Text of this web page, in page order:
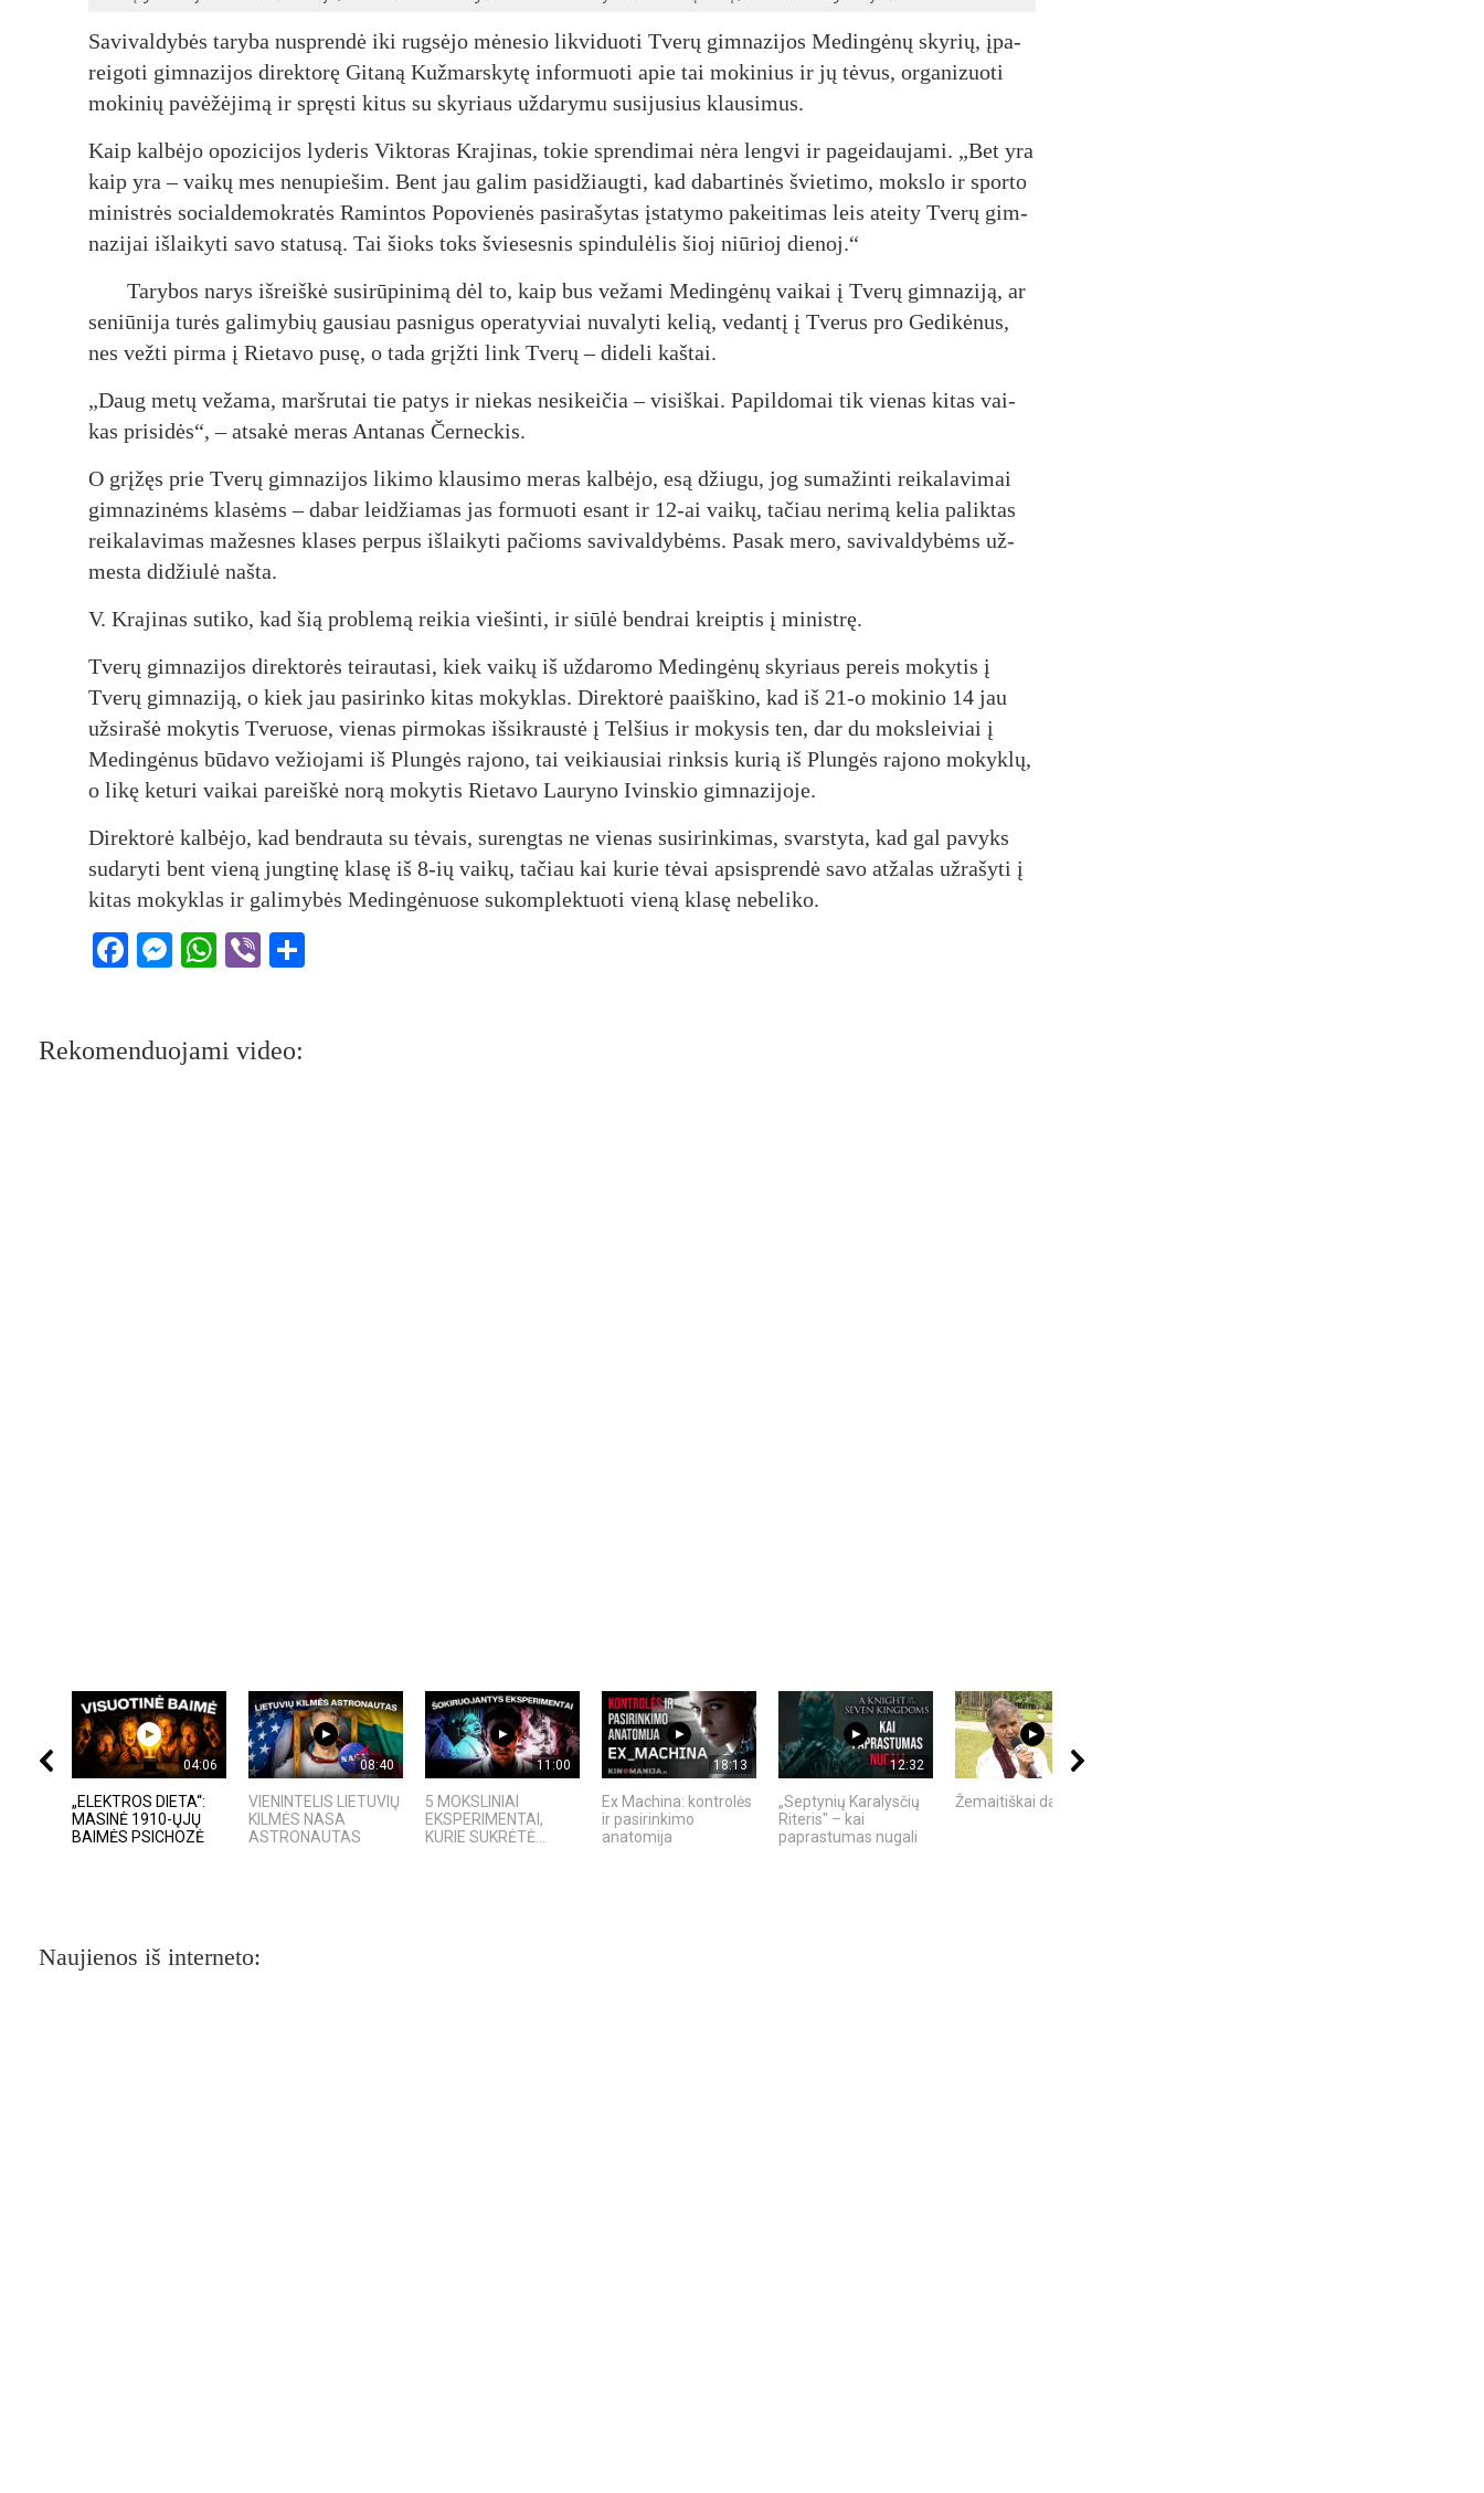
Sa­vi­val­dy­bės ta­ry­ba nu­spren­dė iki rug­sė­jo mė­ne­sio lik­vi­duo­ti Tve­rų gim­na­zi­jos Me­din­gė­nų sky­rių, įpa­
rei­go­ti gim­na­zi­jos di­rek­to­rę Gi­ta­ną Kuž­mars­ky­tę in­for­muo­ti apie tai mo­ki­nius ir jų tė­vus, or­ga­ni­zuo­ti
mo­ki­nių pa­vė­žė­ji­mą ir spręs­ti ki­tus su sky­riaus už­da­ry­mu su­si­ju­sius klau­si­mus.
Kaip kal­bė­jo opo­zi­ci­jos ly­de­ris Vik­to­ras Kra­ji­nas, to­kie spren­di­mai nė­ra leng­vi ir pa­gei­dau­ja­mi. „Bet yra
kaip yra – vai­kų mes ne­nu­pie­šim. Bent jau ga­lim pa­si­džiaug­ti, kad da­bar­ti­nės švie­ti­mo, moks­lo ir spor­to
mi­nist­rės so­cial­de­mok­ra­tės Ra­min­tos Po­po­vie­nės pa­si­ra­šy­tas įsta­ty­mo pa­kei­ti­mas leis atei­ty Tve­rų gim­
na­zi­jai iš­lai­ky­ti sa­vo sta­tu­są. Tai šioks toks švie­ses­nis spin­du­lė­lis šioj niū­rioj die­noj.“
Ta­ry­bos na­rys iš­reiš­kė su­si­rū­pi­ni­mą dėl to, kaip bus ve­ža­mi Me­din­gė­nų vai­kai į Tve­rų gim­na­zi­ją, ar
se­niū­ni­ja tu­rės ga­li­my­bių gau­siau pa­sni­gus ope­ra­ty­viai nu­va­ly­ti ke­lią, ve­dan­tį į Tve­rus pro Ge­di­kė­nus,
nes vež­ti pir­ma į Rie­ta­vo pu­sę, o ta­da grįž­ti link Tve­rų – di­de­li kaš­tai.
„Daug me­tų ve­ža­ma, marš­ru­tai tie pa­tys ir nie­kas ne­si­kei­čia – vi­siš­kai. Pa­pil­do­mai tik vie­nas ki­tas vai­
kas pri­si­dės“, – at­sa­kė me­ras An­ta­nas Čer­nec­kis.
O grį­žęs prie Tve­rų gim­na­zi­jos li­ki­mo klau­si­mo me­ras kal­bė­jo, esą džiu­gu, jog su­ma­žin­ti rei­ka­la­vi­mai
gim­na­zi­nėms kla­sėms – da­bar lei­džia­mas jas for­muo­ti esant ir 12-ai vai­kų, ta­čiau ne­ri­mą ke­lia pa­lik­tas
rei­ka­la­vi­mas ma­žes­nes kla­ses per­pus iš­lai­ky­ti pa­čioms sa­vi­val­dy­bėms. Pa­sak me­ro, sa­vi­val­dy­bėms už­
mes­ta di­džiu­lė naš­ta.
V. Kra­ji­nas su­ti­ko, kad šią pro­ble­mą rei­kia vie­šin­ti, ir siū­lė bend­rai kreip­tis į mi­nist­rę.
Tve­rų gim­na­zi­jos di­rek­to­rės tei­rau­ta­si, kiek vai­kų iš už­da­ro­mo Me­din­gė­nų sky­riaus pe­reis mo­ky­tis į
Tve­rų gim­na­zi­ją, o kiek jau pa­si­rin­ko ki­tas mo­kyk­las. Di­rek­to­rė paaiš­ki­no, kad iš 21-o mo­ki­nio 14 jau
už­si­ra­šė mo­ky­tis Tve­ruo­se, vie­nas pir­mo­kas iš­si­kraus­tė į Tel­šius ir mo­ky­sis ten, dar du moks­lei­viai į
Me­din­gė­nus bū­da­vo ve­žio­ja­mi iš Plun­gės ra­jo­no, tai vei­kiau­siai rink­sis ku­rią iš Plun­gės ra­jo­no mo­kyk­lų,
o li­kę ke­tu­ri vai­kai pa­reiš­kė no­rą mo­ky­tis Rie­ta­vo Lau­ry­no Ivins­kio gim­na­zi­jo­je.
Di­rek­to­rė kal­bė­jo, kad bend­rau­ta su tė­vais, su­reng­tas ne vie­nas su­si­rin­ki­mas, svars­ty­ta, kad gal pa­vyks
su­da­ry­ti bent vie­ną jung­ti­nę kla­sę iš 8-ių vai­kų, ta­čiau kai ku­rie tė­vai ap­si­spren­dė sa­vo at­ža­las už­ra­šy­ti į
ki­tas mo­kyk­las ir ga­li­my­bės Me­din­gė­nuo­se su­komp­lek­tuo­ti vie­ną kla­sę ne­be­li­ko.
Facebook
Messenger
WhatsApp
Viber
Rekomenduojami video:
04:06
„ELEKTROS DIETA“:
MASINĖ 1910-ŲJŲ
BAIMĖS PSICHOZĖ
08:40
VIENINTELIS LIETUVIŲ
KILMĖS NASA
ASTRONAUTAS
11:00
5 MOKSLINIAI
EKSPERIMENTAI,
KURIE SUKRĖTĖ...
18:13
Ex Machina: kontrolės
ir pasirinkimo
anatomija
12:32
„Septynių Karalysčių
Riteris" – kai
paprastumas nugali
00:40
Žemaitiškai dainuoja
Naujienos iš interneto: